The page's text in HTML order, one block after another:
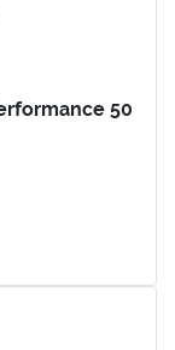
50